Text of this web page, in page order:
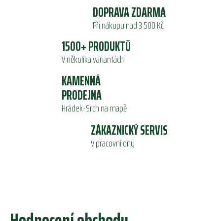
d
a
c
p
r
ý
p
i
s
DOPRAVA ZDARMA
Při nákupu nad 3 500 Kč
1500+ PRODUKTŮ
V několika variantách
KAMENNÁ
PRODEJNA
Hrádek-Srch na mapě
ZÁKAZNICKÝ SERVIS
V pracovní dny